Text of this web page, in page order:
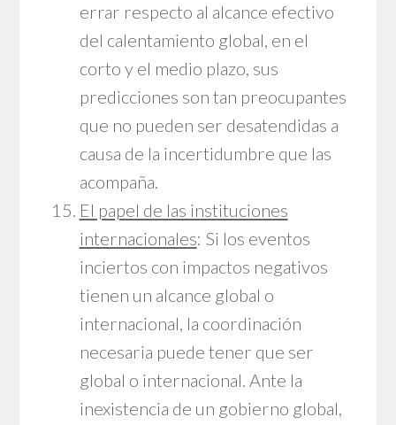
errar respecto al alcance efectivo
del calentamiento global, en el
corto y el medio plazo, sus
predicciones son tan preocupantes
que no pueden ser desatendidas a
causa de la incertidumbre que las
acompaña.
El papel de las instituciones
internacionales: Si los eventos
inciertos con impactos negativos
tienen un alcance global o
internacional, la coordinación
necesaria puede tener que ser
global o internacional. Ante la
inexistencia de un gobierno global,